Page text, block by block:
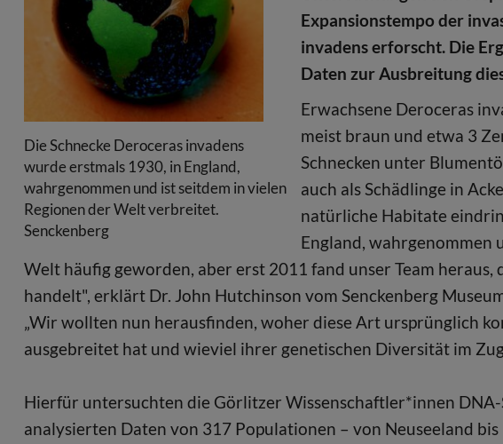
Die Schnecke Deroceras invadens
wurde erstmals 1930, in England,
wahrgenommen und ist seitdem in vielen
Regionen der Welt verbreitet.
Senckenberg
Expansionstempo der
invadens erforscht. Die
Daten zur Ausbreitung
Erwachsene Deroceras
meist braun und etwa 3
Schnecken unter
auch als Schädlinge in
natürliche Habitate
England, wahrgenommen
Welt häufig geworden, aber erst 2011 fand unser Team heraus,
handelt", erklärt Dr. John Hutchinson vom Senckenberg
„Wir wollten nun herausfinden, woher diese Art ursprünglich
ausgebreitet hat und wieviel ihrer genetischen Diversität im
Hierfür untersuchten die Görlitzer Wissenschaftler*innen DNA-
analysierten Daten von 317 Populationen – von Neuseeland